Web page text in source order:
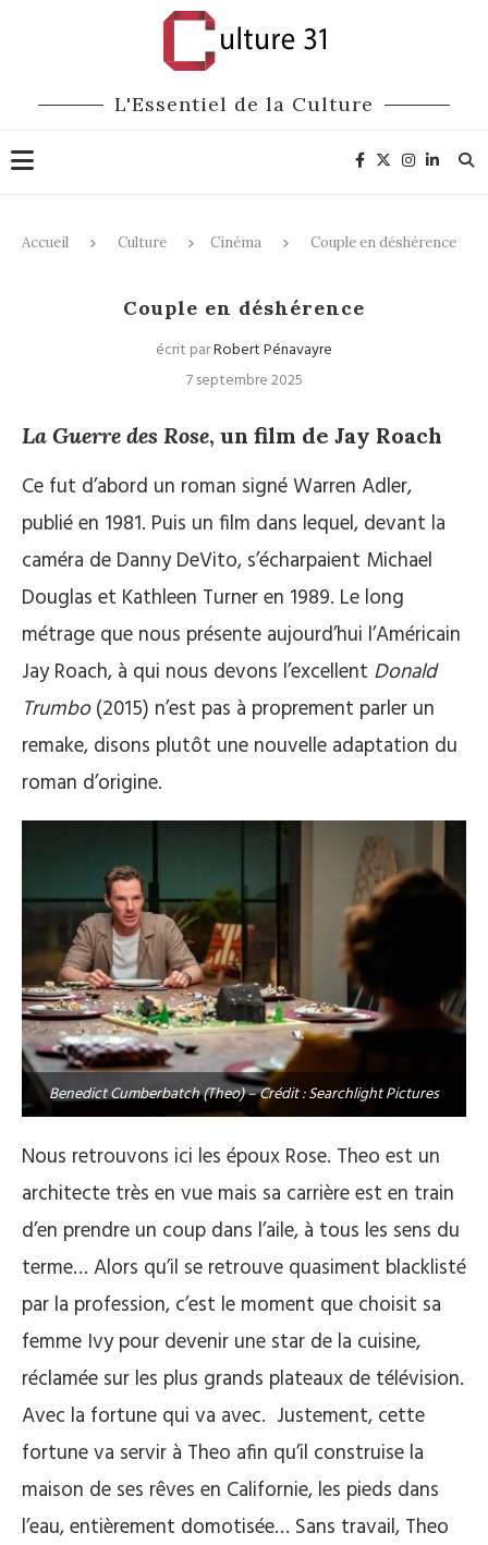
L'Essentiel de la Culture
Accueil Culture Cinéma Couple en déshérence
Cinéma
Couple en déshérence
écrit parRobert Pénavayre
7 septembre 2025
La Guerre des Rose, un film de Jay Roach
Ce fut d’abord un roman signé Warren Adler,
publié en 1981. Puis un film dans lequel, devant la
caméra de Danny DeVito, s’écharpaient Michael
Douglas et Kathleen Turner en 1989. Le long
métrage que nous présente aujourd’hui l’Américain
Jay Roach, à qui nous devons l’excellent Donald
Trumbo(2015) n’est pas à proprement parler un
remake, disons plutôt une nouvelle adaptation du
roman d’origine.
Benedict Cumberbatch (Theo) – Crédit : Searchlight Pictures
Nous retrouvons ici les époux Rose. Theo est un
architecte très en vue mais sa carrière est en train
d’en prendre un coup dans l’aile, à tous les sens du
terme… Alors qu’il se retrouve quasiment blacklisté
par la profession, c’est le moment que choisit sa
femme Ivy pour devenir une star de la cuisine,
réclamée sur les plus grands plateaux de télévision.
Avec la fortune qui va avec. Justement, cette
fortune va servir à Theo afin qu’il construise la
maison de ses rêves en Californie, les pieds dans
l’eau, entièrement domotisée… Sans travail, Theo